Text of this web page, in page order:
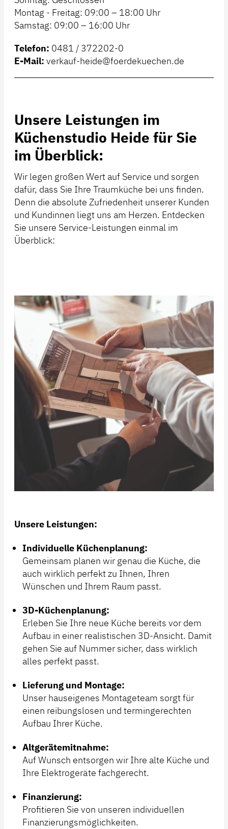
Montag - Freitag: 09:00 – 18:00 Uhr
Samstag: 09:00 – 16:00 Uhr
Telefon: 0481 / 372202-0
E-Mail: verkauf-heide@foerdekuechen.de
Unsere Leistungen im
Küchenstudio Heide für Sie
im Überblick:
Wir legen großen Wert auf Service und sorgen
dafür, dass Sie Ihre Traumküche bei uns finden.
Denn die absolute Zufriedenheit unserer Kunden
und Kundinnen liegt uns am Herzen. Entdecken
Sie unsere Service-Leistungen einmal im
Überblick:
Unsere Leistungen:
Individuelle Küchenplanung:
Gemeinsam planen wir genau die Küche, die
auch wirklich perfekt zu Ihnen, Ihren
Wünschen und Ihrem Raum passt.
3D-Küchenplanung:
Erleben Sie Ihre neue Küche bereits vor dem
Aufbau in einer realistischen 3D-Ansicht. Damit
gehen Sie auf Nummer sicher, dass wirklich
alles perfekt passt.
Lieferung und Montage:
Unser hauseigenes Montageteam sorgt für
einen reibungslosen und termingerechten
Aufbau Ihrer Küche.
Altgerätemitnahme:
Auf Wunsch entsorgen wir Ihre alte Küche und
Ihre Elektrogeräte fachgerecht.
Finanzierung:
Profitieren Sie von unseren individuellen
Finanzierungsmöglichkeiten.